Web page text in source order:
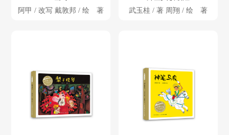
阿甲 / 改写 戴敦邦 / 绘 著
武玉桂 / 著 周翔 / 绘 著